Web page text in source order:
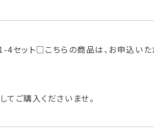
ト□こちらの商品は、お申込いただ
ご購入くださいませ。